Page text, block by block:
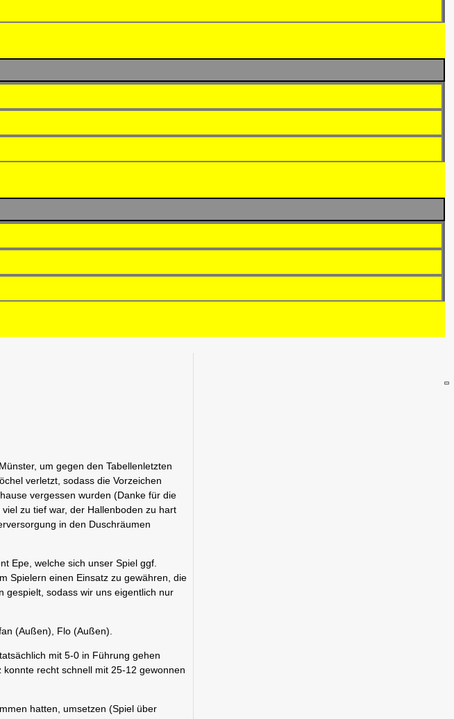
um gegen den Tabellenletzten
verletzt, sodass die Vorzeichen
vergessen wurden (Danke für die
zu tief war, der Hallenboden zu hart
in den Duschräumen
Epe, welche sich unser Spiel ggf.
Spielern einen Einsatz zu gewähren, die
gespielt, sodass wir uns eigentlich nur
(Außen), Flo (Außen).
mit 5-0 in Führung gehen
recht schnell mit 25-12 gewonnen
hatten, umsetzen (Spiel über